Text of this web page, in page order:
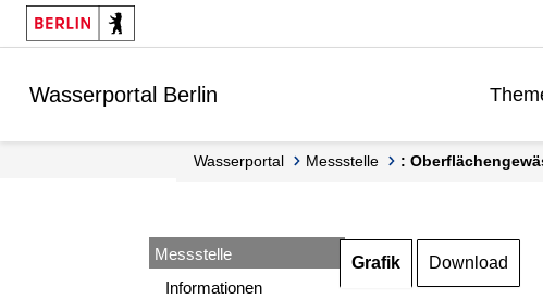
Springe zur Navigation
Springe zum Inhalt
Wasserportal Berlin
Wasserportal Messstelle :
Messstelle
Informationen
Grafik Download